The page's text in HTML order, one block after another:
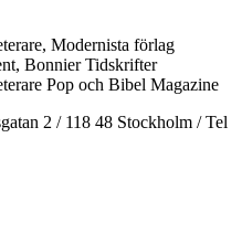
Modernista förlag
Bonnier Tidskrifter
Pop och Bibel Magazine
2 / 118 48 Stockholm / Tel